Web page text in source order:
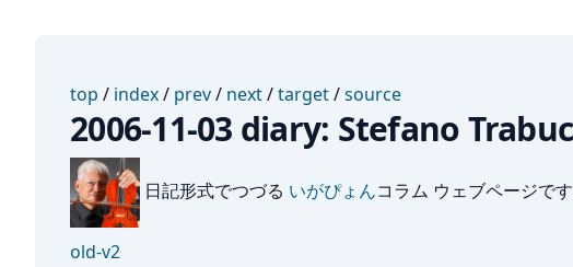
top / index/ prev/ next/target/source
2006-11-03 diary: Stefano
日記形式でつづる いがぴょんコラム ウェブページです
old-v2